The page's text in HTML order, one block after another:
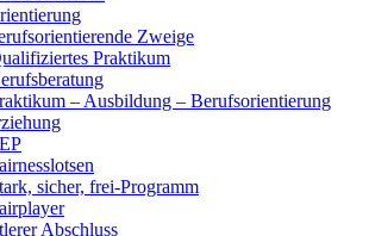
Zweige
Praktikum
– Ausbildung – Berufsorientierung
sicher, frei-Programm
Abschluss